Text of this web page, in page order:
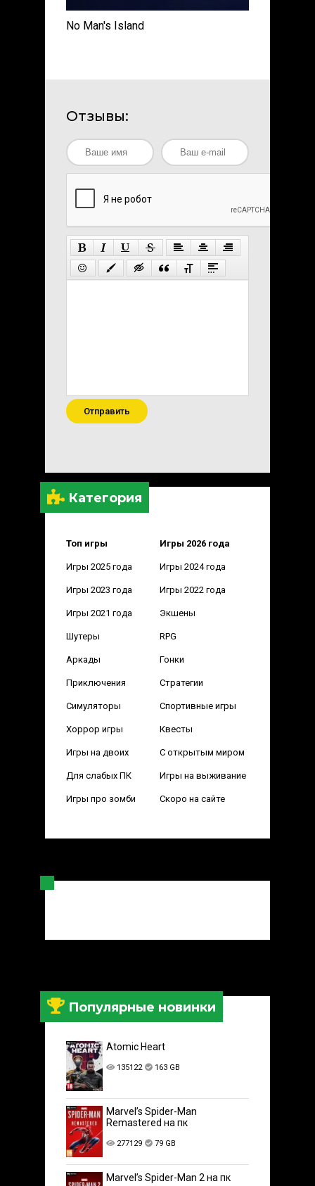
Категория
Топ игры Игры 2026 года
Игры 2025 года Игры 2024 года
Игры 2023 года Игры 2022 года
Игры 2021 года Экшены
Шутеры RPG
Аркады Гонки
Приключения Стратегии
Симуляторы Спортивные игры
Хоррор игры Квесты
Игры на двоих С открытым миром
Для слабых ПК Игры на выживание
Игры про зомби Скоро на сайте
Популярные новинки
Atomic Heart
135122 163 GB
Marvel’s Spider-Man
Remastered на пк
277129 79 GB
Marvel’s Spider-Man 2 на пк
No Man's Island
Отзывы:
Отправить